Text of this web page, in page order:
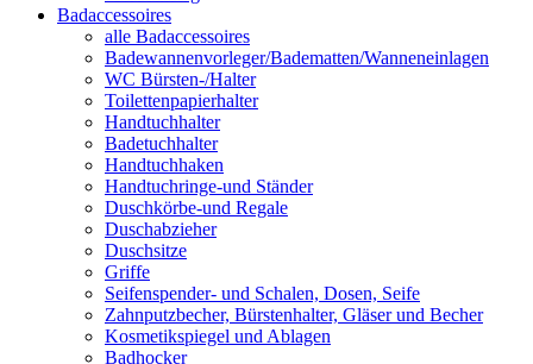
Badaccessoires
alle Badaccessoires
Badewannenvorleger/Badematten/Wanneneinlagen
WC Bürsten-/Halter
Toilettenpapierhalter
Handtuchhalter
Badetuchhalter
Handtuchhaken
Handtuchringe-und Ständer
Duschkörbe-und Regale
Duschabzieher
Duschsitze
Griffe
Seifenspender- und Schalen, Dosen, Seife
Zahnputzbecher, Bürstenhalter, Gläser und Becher
Kosmetikspiegel und Ablagen
Badhocker